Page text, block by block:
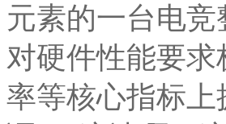
元素的一台电
对硬件性能要
率等核心指标